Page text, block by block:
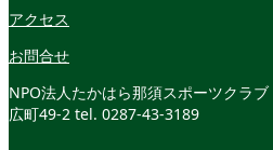
アクセス
お問合せ
NPO法人たかはら那須スポーツクラブ
広町49-2 tel. 0287-43-3189